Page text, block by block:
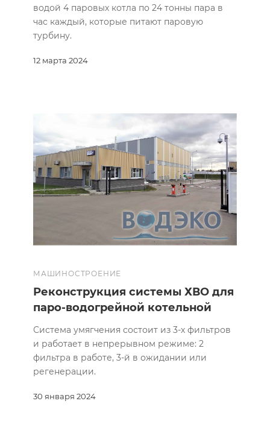
12 марта 2024
водой 4 паровых котла по 24 тонны пара в
час каждый, которые питают паровую
турбину.
МАШИНОСТРОЕНИЕ
30 января 2024
Реконструкция системы ХВО для
паро-водогрейной котельной
Система умягчения состоит из 3-х фильтров
и работает в непрерывном режиме: 2
фильтра в работе, 3-й в ожидании или
регенерации.